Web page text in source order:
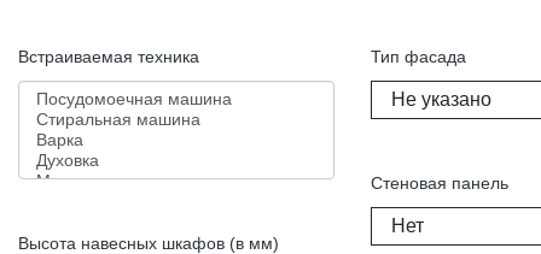
Встраиваемая техника
Высота навесных шкафов (в мм)
Тип фасада
Не указано
Стеновая панель
Нет